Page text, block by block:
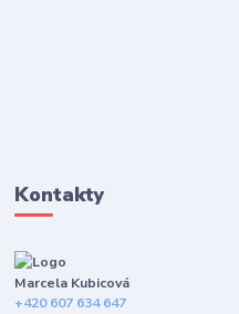
Kontakty
Marcela Kubicová
+420 607 634 647